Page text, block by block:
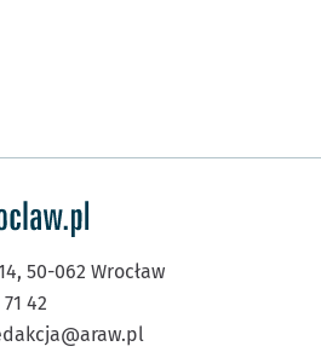
50-062 Wrocław
42